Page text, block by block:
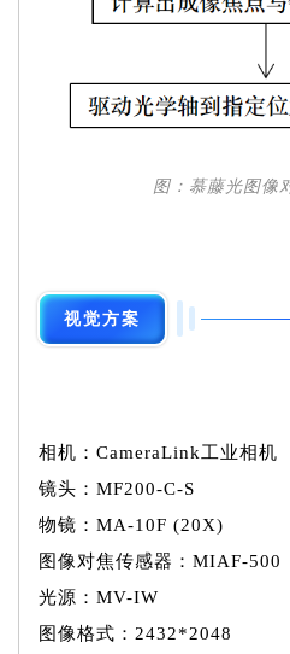
图：慕藤光图像
视觉方案
相机： CameraLink工业相机
镜头：MF200-C-S
物镜：MA-10F (20X)
图像对焦传感器：MIAF-500
光源：MV-IW
图像格式：2432*2048